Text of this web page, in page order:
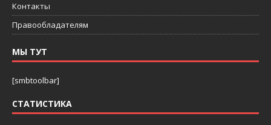
Контакты
Правообладателям
МЫ ТУТ
[smbtoolbar]
СТАТИСТИКА